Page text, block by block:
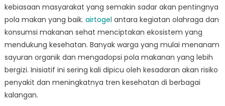
kebiasaan masyarakat yang semakin sadar akan pentingnya
pola makan yang baik. airtogel antara kegiatan olahraga dan
konsumsi makanan sehat menciptakan ekosistem yang
mendukung kesehatan. Banyak warga yang mulai menanam
sayuran organik dan mengadopsi pola makanan yang lebih
bergizi. Inisiatif ini sering kali dipicu oleh kesadaran akan risiko
penyakit dan meningkatnya tren kesehatan di berbagai
kalangan.